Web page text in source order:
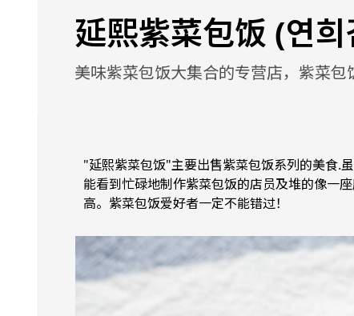
延熙紫菜包饭 (연희
美味紫菜包饭大集合的专营店，紫菜包
"延熙紫菜包饭"主要出售紫菜包饭系列的美食.
能看到忙碌地制作紫菜包饭的店员及堆的像一
高。紫菜包饭爱好者一定不能错过！